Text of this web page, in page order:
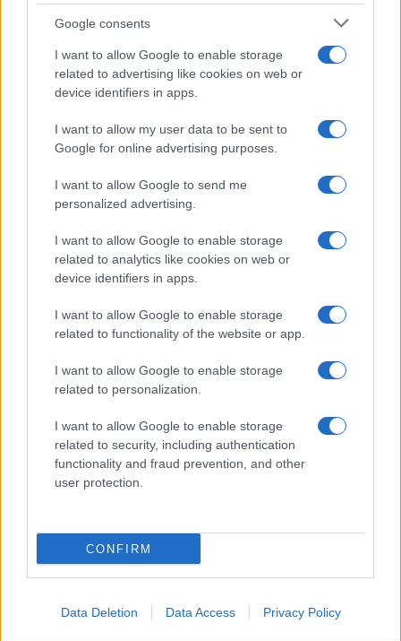
Google consents
I want to allow Google to enable storage
related to advertising like cookies on web or
device identifiers in apps.
I want to allow my user data to be sent to
Google for online advertising purposes.
I want to allow Google to send me
personalized advertising.
I want to allow Google to enable storage
related to analytics like cookies on web or
device identifiers in apps.
I want to allow Google to enable storage
related to functionality of the website or app.
I want to allow Google to enable storage
related to personalization.
I want to allow Google to enable storage
related to security, including authentication
functionality and fraud prevention, and other
user protection.
CONFIRM
Data Deletion Data Access Privacy Policy
LIFESTYLE
Copenhagen Fashion Week SS27: le novità che stanno
rivoluzionando la moda
Cristian Castiglioni · 8 Ago 2026
mare e storia